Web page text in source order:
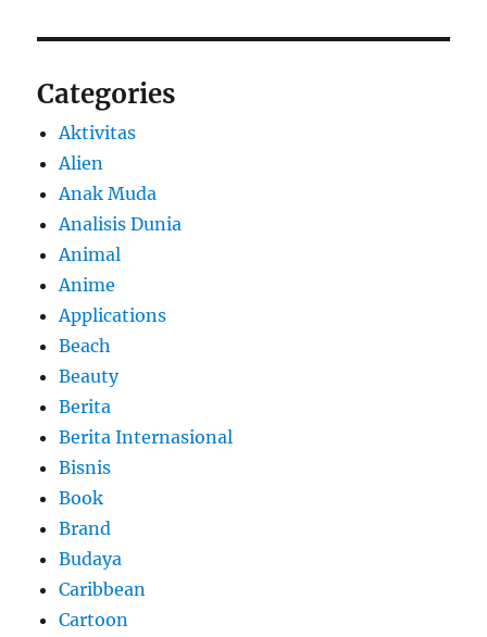
Categories
Aktivitas
Alien
Anak Muda
Analisis Dunia
Animal
Anime
Applications
Beach
Beauty
Berita
Berita Internasional
Bisnis
Book
Brand
Budaya
Caribbean
Cartoon